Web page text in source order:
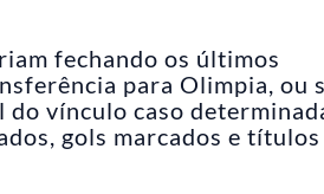
fechando os últimos
para Olimpia, ou
do vínculo caso
gols marcados e títulos